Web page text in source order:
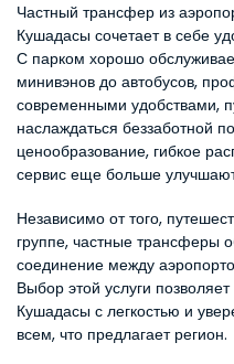
Частный трансфер из
Кушадасы сочетает в себе
С парком хорошо
минивэнов до автобусов,
современными удобствами,
наслаждаться беззаботной
ценообразование, гибкое
сервис еще больше
Независимо от того,
группе, частные трансферы
соединение между
Выбор этой услуги
Кушадасы с легкостью и
всем, что предлагает регион.